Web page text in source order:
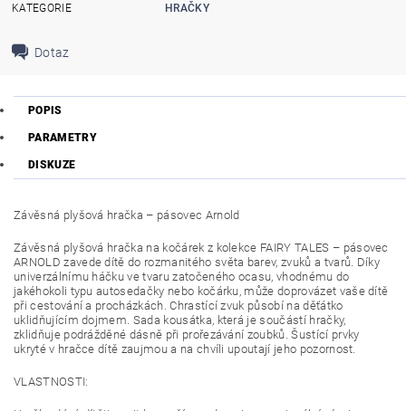
KATEGORIE
HRAČKY
Dotaz
POPIS
PARAMETRY
DISKUZE
Závěsná plyšová hračka – pásovec Arnold
Závěsná plyšová hračka na kočárek z kolekce FAIRY TALES – pásovec
ARNOLD zavede dítě do rozmanitého světa barev, zvuků a tvarů. Díky
univerzálnímu háčku ve tvaru zatočeného ocasu, vhodnému do
jakéhokoli typu autosedačky nebo kočárku, může doprovázet vaše dítě
při cestování a procházkách. Chrastící zvuk působí na děťátko
uklidňujícím dojmem. Sada kousátka, která je součástí hračky,
zklidňuje podrážděné dásně při prořezávání zoubků. Šustící prvky
ukryté v hračce dítě zaujmou a na chvíli upoutají jeho pozornost.
VLASTNOSTI: